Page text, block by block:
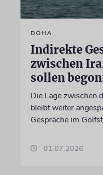
DOHA
Indirekte
zwischen
sollen
Die Lage zwischen
bleibt weiter
Gespräche im
01.07.2026